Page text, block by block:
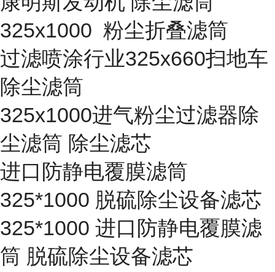
325x1000 粉尘折叠滤筒
过滤喷涂行业325x660扫地车
除尘滤筒
325x1000进气粉尘过滤器除
尘滤筒 除尘滤芯
进口防静电覆膜滤筒
325*1000 脱硫除尘设备滤芯
325*1000 进口防静电覆膜滤
筒 脱硫除尘设备滤芯